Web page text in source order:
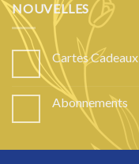
NOUVELLES
Cartes Cadeaux
Abonnements